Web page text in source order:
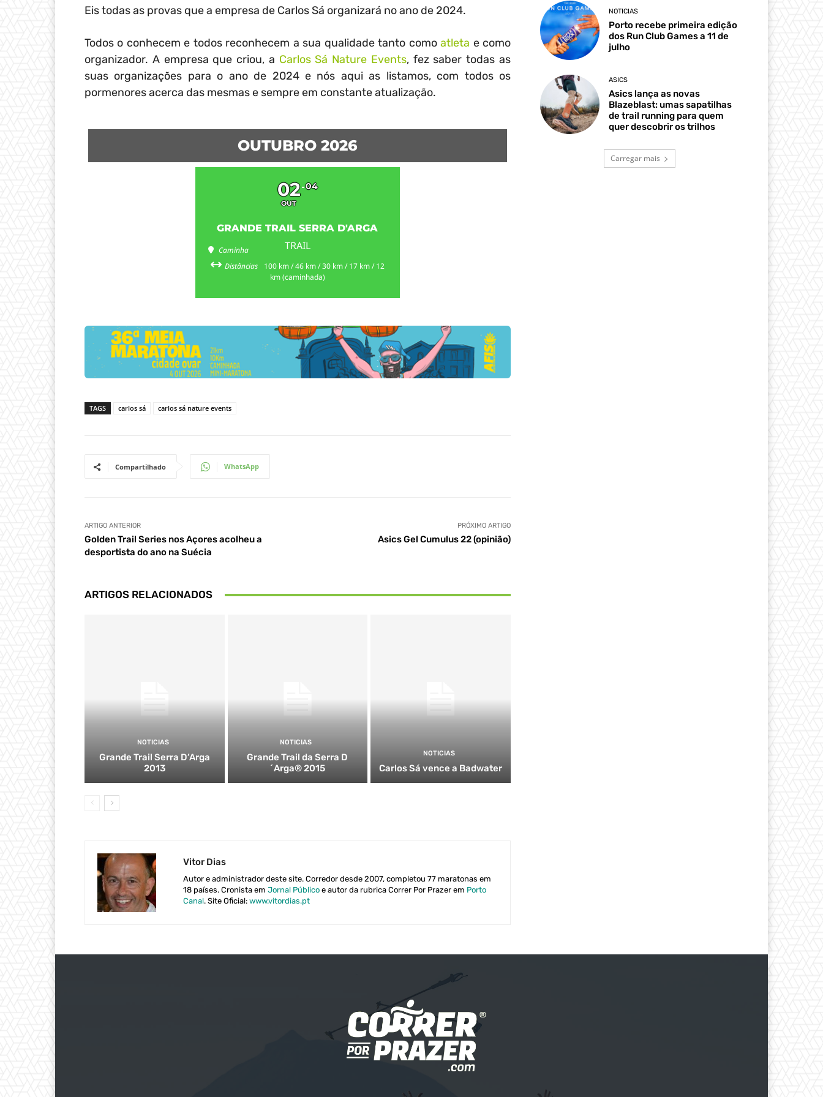
Eis todas as provas que a empresa de Carlos Sá organizará no ano de 2024.
Todos o conhecem e todos reconhecem a sua qualidade tanto comoatleta e como
organizador. A empresa que criou, a Carlos Sá Nature Events, fez saber todas as
suas organizações para o ano de 2024 e nós aqui as listamos, com todos os
pormenores acerca das mesmas e sempre em constante atualização.
OUTUBRO 2026
02
OUT
04
GRANDE TRAIL SERRA D'ARGA
TRAIL
Caminha
Distâncias
100 km / 46 km / 30 km / 17 km / 12
km (caminhada)
TAGS carlos sá carlos sá nature events
Compartilhado WhatsApp
ARTIGO ANTERIOR
Golden Trail Series nos Açores acolheu a
desportista do ano na Suécia
PRÓXIMO ARTIGO
Asics Gel Cumulus 22 (opinião)
ARTIGOS RELACIONADOS
NOTICIAS
Grande Trail Serra D’Arga
2013
NOTICIAS
Grande Trail da Serra D
´Arga® 2015
NOTICIAS
Carlos Sá vence a Badwater
Vitor Dias
Autor e administrador deste site. Corredor desde 2007, completou 77 maratonas em
18 países. Cronista em Jornal Público e autor da rubrica Correr Por Prazer em Porto
Canal. Site Oficial: www.vitordias.pt
NOTICIAS
Porto recebe primeira edição
dos Run Club Games a 11 de
julho
ASICS
Asics lança as novas
Blazeblast: umas sapatilhas
de trail running para quem
quer descobrir os trilhos
Carregar mais